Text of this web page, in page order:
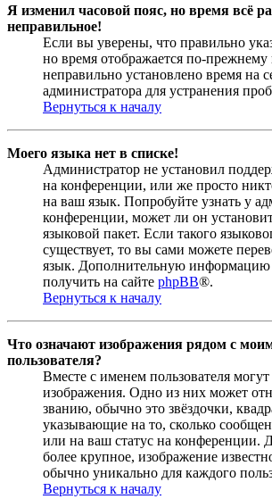
Я изменил часовой пояс, но время всё
неправильное!
Если вы уверены, что правильно
но время отображается по-прежнему
неправильно установлено время на
администратора для устранения
Вернуться к началу
Моего языка нет в списке!
Администратор не установил
на конференции, или же просто
на ваш язык. Попробуйте узнать у
конференции, может ли он
языковой пакет. Если такого
существует, то вы сами можете
язык. Дополнительную
получить на сайте phpBB®.
Вернуться к началу
Что означают изображения рядом с
пользователя?
Вместе с именем пользователя могут
изображения. Одно из них может
званию, обычно это звёздочки,
указывающие на то, сколько
или на ваш статус на конференции.
более крупное, изображение
обычно уникально для каждого
Вернуться к началу